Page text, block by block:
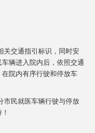
关交通指引标识，同时安
辆进入院内后，依照交通
院内有序行驶和停放车
市民就医车辆行驶与停放